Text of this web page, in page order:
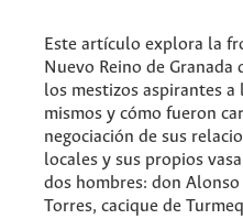
Este artículo explora la
Nuevo Reino de
los mestizos aspirantes a
mismos y cómo fueron
negociación de sus
locales y sus propios
dos hombres: don Alonso
Torres, cacique de